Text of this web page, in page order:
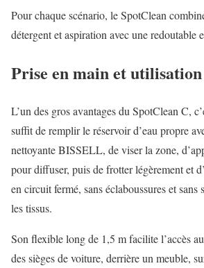
Pour chaque scénario, le SpotClean
détergent et aspiration avec une redoutable
Prise en main et
L’un des gros avantages du SpotClean C,
suffit de remplir le réservoir d’eau propre
nettoyante BISSELL, de viser la zone,
pour diffuser, puis de frotter légèrement et
en circuit fermé, sans éclaboussures et sans
les tissus.
Son flexible long de 1,5 m facilite l’accès
des sièges de voiture, derrière un meuble,